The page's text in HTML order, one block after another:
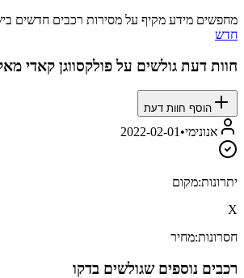
מחפשים מידע מקיף על מסירות רכבים חדשים
חדש
חוות דעת גולשים עלפולקסווגן קאדי
הוסף חוות דעת
אנונימי•
2022-02-01
יתרונות:מקום
X
חסרונות:מחיר
רכבים נוספים שגולשים בדקו